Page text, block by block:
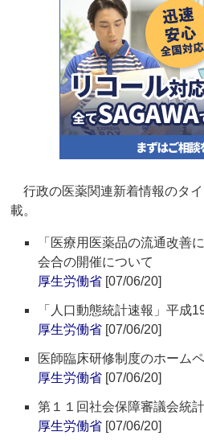
行政の医薬関連新着情報のタ
載。
「医療用医薬品の流通改善
会合の開催について
厚生労働省 [07/06/20]
「人口動態統計速報」平成
厚生労働省 [07/06/20]
医師臨床研修制度のホーム
厚生労働省 [07/06/20]
第１１回社会保障審議会統
厚生労働省 [07/06/20]